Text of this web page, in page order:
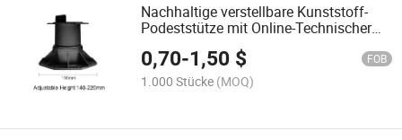
Nachhaltige verstellbare Kunststoff-
Podeststütze mit Online-Technischer
0,70-1,50 $ FOB
1.000 Stücke (MOQ)